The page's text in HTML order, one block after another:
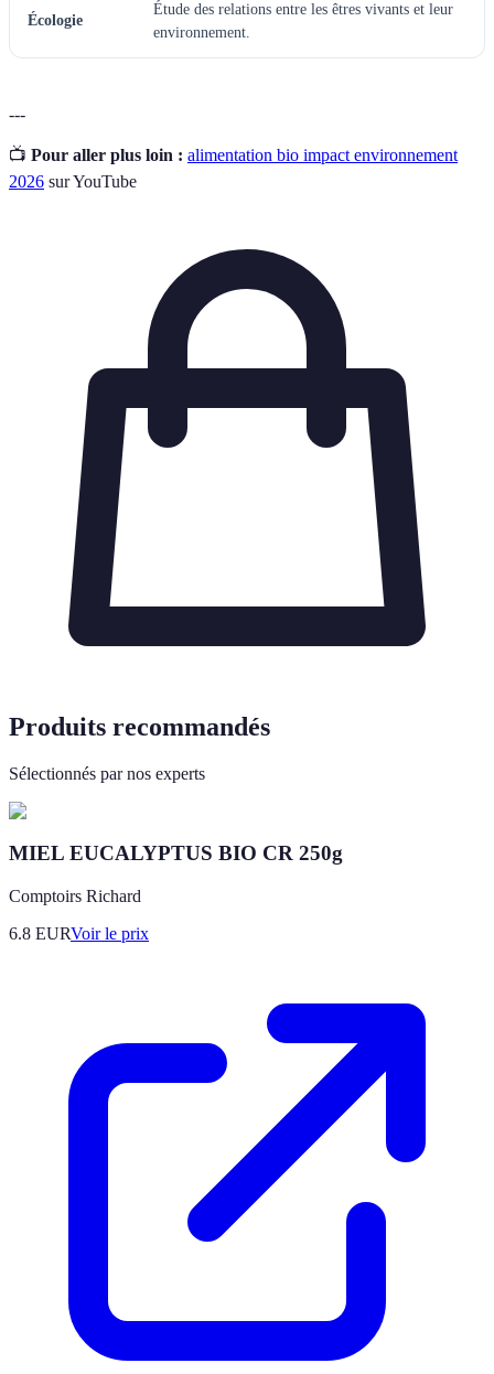
Écologie
Étude des relations entre les êtres vivants et leur
environnement.
---
📺 Pour aller plus loin : alimentation bio impact environnement
2026 sur YouTube
Produits recommandés
Sélectionnés par nos experts
MIEL EUCALYPTUS BIO CR 250g
Comptoirs Richard
6.8 EURVoir le prix